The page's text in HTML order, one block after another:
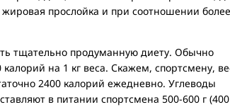
прослойка и при соотношении более
тщательно продуманную диету. Обычно
на 1 кг веса. Скажем, спортсмену,
2400 калорий ежедневно. Углеводы
в питании спортсмена 500-600 г (400